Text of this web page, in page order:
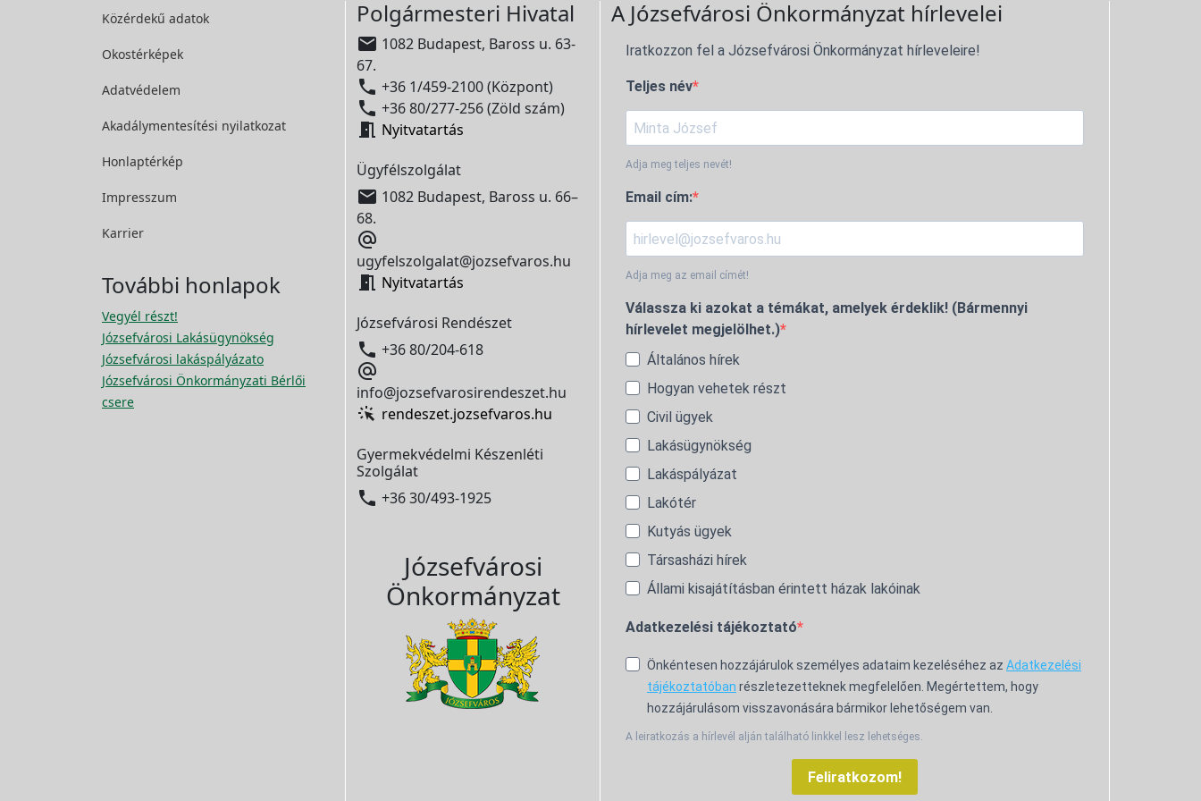
Közérdekű adatok
Okostérképek
Adatvédelem
Akadálymentesítési nyilatkozat
Honlaptérkép
Impresszum
Karrier
További honlapok
Vegyél részt!
Józsefvárosi Lakásügynökség
Józsefvárosi lakáspályázato
Józsefvárosi Önkormányzati Bérlői
csere
Polgármesteri Hivatal
 1082 Budapest, Baross u. 63-
67.
 +36 1/459-2100 (Központ)
 +36 80/277-256 (Zöld szám)
 Nyitvatartás
Ügyfélszolgálat
 1082 Budapest, Baross u. 66–
68.

ugyfelszolgalat@jozsefvaros.hu
 Nyitvatartás
Józsefvárosi Rendészet
 +36 80/204-618

info@jozsefvarosirendeszet.hu
rendeszet.jozsefvaros.hu
Gyermekvédelmi Készenléti
Szolgálat
 +36 30/493-1925
Józsefvárosi
Önkormányzat
A Józsefvárosi Önkormányzat hírlevelei
Iratkozzon fel a Józsefvárosi Önkormányzat hírleveleire!
Teljes név
Adja meg teljes nevét!
Email cím:
Adja meg az email címét!
Válassza ki azokat a témákat, amelyek érdeklik! (Bármennyi
hírlevelet megjelölhet.)
Általános hírek
Hogyan vehetek részt
Civil ügyek
Lakásügynökség
Lakáspályázat
Lakótér
Kutyás ügyek
Társasházi hírek
Állami kisajátításban érintett házak lakóinak
Adatkezelési tájékoztató
Önkéntesen hozzájárulok személyes adataim kezeléséhez az Adatkezelési
tájékoztatóban részletezetteknek megfelelően. Megértettem, hogy
hozzájárulásom visszavonására bármikor lehetőségem van.
A leiratkozás a hírlevél alján található linkkel lesz lehetséges.
Feliratkozom!